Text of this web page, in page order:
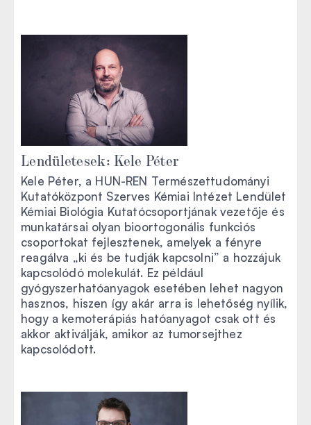
Lendületesek: Kele Péter
Kele Péter, a HUN-REN Természettudományi
Kutatóközpont Szerves Kémiai Intézet Lendület
Kémiai Biológia Kutatócsoportjának vezetője és
munkatársai olyan bioortogonális funkciós
csoportokat fejlesztenek, amelyek a fényre
reagálva „ki és be tudják kapcsolni” a hozzájuk
kapcsolódó molekulát. Ez például
gyógyszerhatóanyagok esetében lehet nagyon
hasznos, hiszen így akár arra is lehetőség nyílik,
hogy a kemoterápiás hatóanyagot csak ott és
akkor aktiválják, amikor az tumorsejthez
kapcsolódott.